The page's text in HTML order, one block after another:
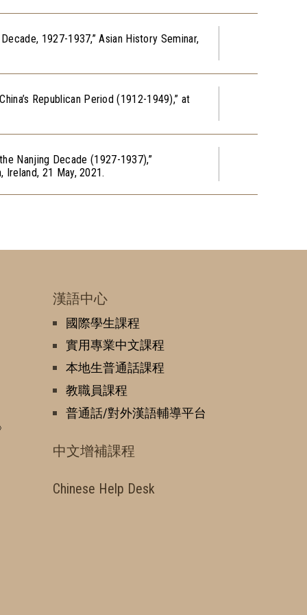
1927-1937,” Asian History Seminar,
Republican Period (1912-1949),” at
Nanjing Decade (1927-1937),”
Ireland, 21 May, 2021.
漢語中心
國際學生課程
實用專業中文課程
本地生普通話課程
教職員課程
普通話/對外漢語輔導平台
中文增補課程
Chinese Help Desk